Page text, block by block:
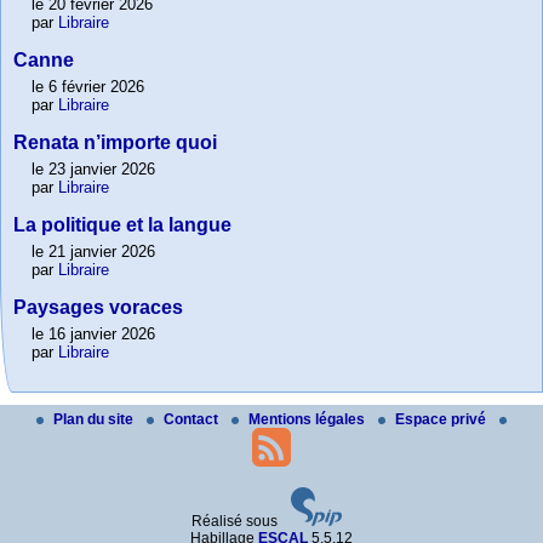
le 20 février 2026
par Libraire
Canne
le 6 février 2026
par Libraire
Renata n’importe quoi
le 23 janvier 2026
par Libraire
La politique et la langue
le 21 janvier 2026
par Libraire
Paysages voraces
le 16 janvier 2026
par Libraire
Plan du site Contact Mentions légales Espace privé
Réalisé sous
Habillage ESCAL 5.5.12